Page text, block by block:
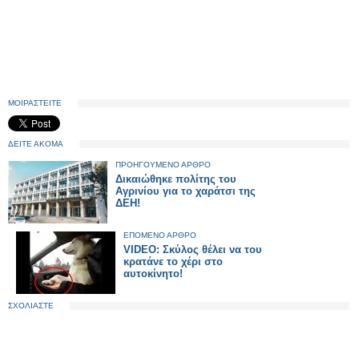
ΜΟΙΡΑΣΤΕΙΤΕ
ΔΕΙΤΕ ΑΚΟΜΑ
ΠΡΟΗΓΟΥΜΕΝΟ ΑΡΘΡΟ
Δικαιώθηκε πολίτης του
Αγρινίου για το χαράτσι της
ΔΕΗ!
ΕΠΟΜΕΝΟ ΑΡΘΡΟ
VIDEO: Σκύλος θέλει να του
κρατάνε το χέρι στο
αυτοκίνητο!
ΣΧΟΛΙΑΣΤΕ